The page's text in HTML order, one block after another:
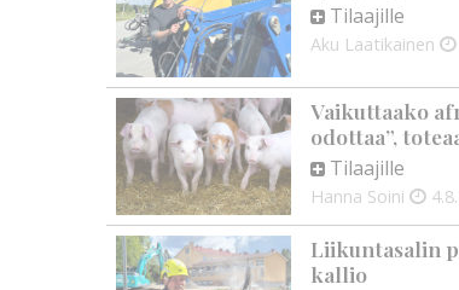
Tilaajille
Aku Laatikainen
Vaikuttaako
odottaa”,
Tilaajille
Hanna Soini
Liikuntasalin
kallio